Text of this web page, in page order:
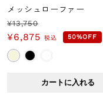
商品動画で探す
アウター
Tシャツ・カットソ
メッシュローファー
通
常
価
¥13,750
セ
ー
ル
¥6,875 税込 50%OFF
カートに入れる